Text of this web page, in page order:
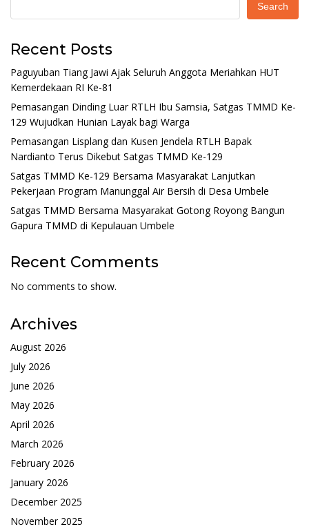
Search
Recent Posts
Paguyuban Tiang Jawi Ajak Seluruh Anggota Meriahkan HUT
Kemerdekaan RI Ke-81
Pemasangan Dinding Luar RTLH Ibu Samsia, Satgas TMMD Ke-
129 Wujudkan Hunian Layak bagi Warga
Pemasangan Lisplang dan Kusen Jendela RTLH Bapak
Nardianto Terus Dikebut Satgas TMMD Ke-129
Satgas TMMD Ke-129 Bersama Masyarakat Lanjutkan
Pekerjaan Program Manunggal Air Bersih di Desa Umbele
Satgas TMMD Bersama Masyarakat Gotong Royong Bangun
Gapura TMMD di Kepulauan Umbele
Recent Comments
No comments to show.
Archives
August 2026
July 2026
June 2026
May 2026
April 2026
March 2026
February 2026
January 2026
December 2025
November 2025